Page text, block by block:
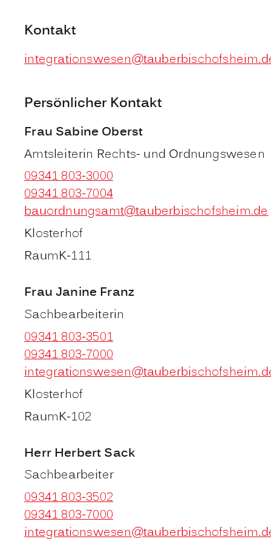
Kontakt
Persönlicher Kontakt
Frau Sabine Oberst
Amtsleiterin Rechts- und Ordnungswesen
09341 803-3000
09341 803-7004
bauordnungsamt@tauberbischofsheim.de
Klosterhof
RaumK-111
Frau Janine Franz
Sachbearbeiterin
09341 803-3501
09341 803-7000
Klosterhof
RaumK-102
Herr Herbert Sack
Sachbearbeiter
09341 803-3502
09341 803-7000